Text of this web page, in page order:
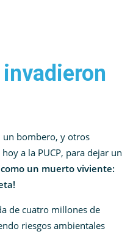
invadieron
un bombero, y otros
a la PUCP, para dejar un
un muerto viviente:
de cuatro millones de
riesgos ambientales